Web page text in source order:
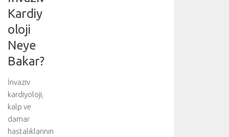
Kardiy
oloji
Neye
Bakar?
İnvaziv
kardiyoloji,
kalp ve
damar
hastalıklarının